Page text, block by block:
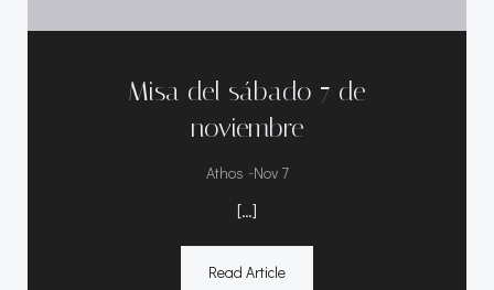
Misa del sábado 7 de
noviembre
Athos -Nov 7
[…]
Read Article